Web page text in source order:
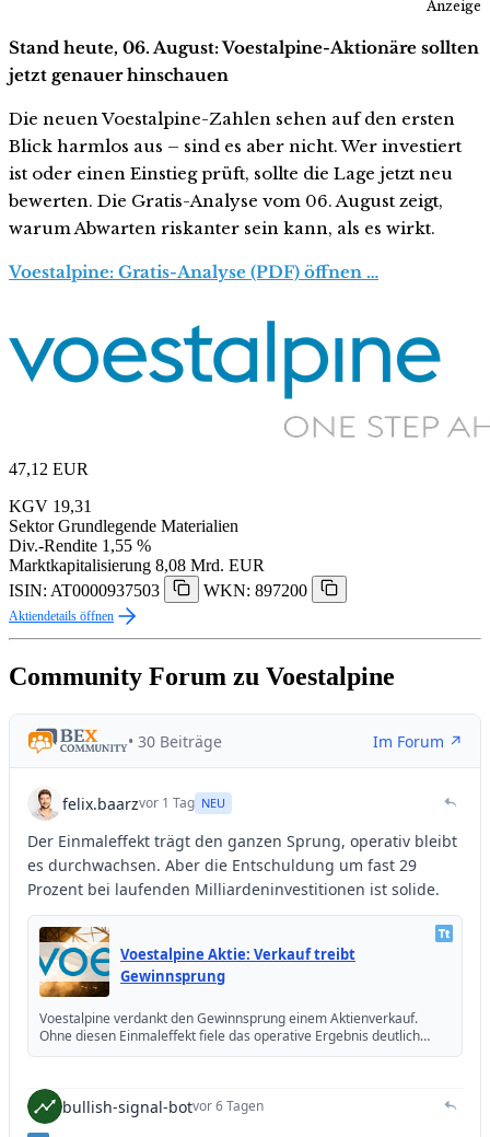
Anzeige
Stand heute, 06. August: Voestalpine-Aktionäre sollten
jetzt genauer hinschauen
Die neuen Voestalpine-Zahlen sehen auf den ersten
Blick harmlos aus – sind es aber nicht. Wer investiert
ist oder einen Einstieg prüft, sollte die Lage jetzt neu
bewerten. Die Gratis-Analyse vom 06. August zeigt,
warum Abwarten riskanter sein kann, als es wirkt.
Voestalpine: Gratis-Analyse (PDF) öffnen …
47,12 EUR
KGV 19,31
Sektor Grundlegende Materialien
Div.-Rendite 1,55 %
Marktkapitalisierung 8,08 Mrd. EUR
ISIN: AT0000937503
WKN: 897200
Aktiendetails öffnen
Community Forum zu Voestalpine